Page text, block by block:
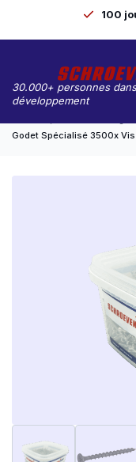
100
30.000+ personnes
développement
Godet Spécialisé 3500x Vis